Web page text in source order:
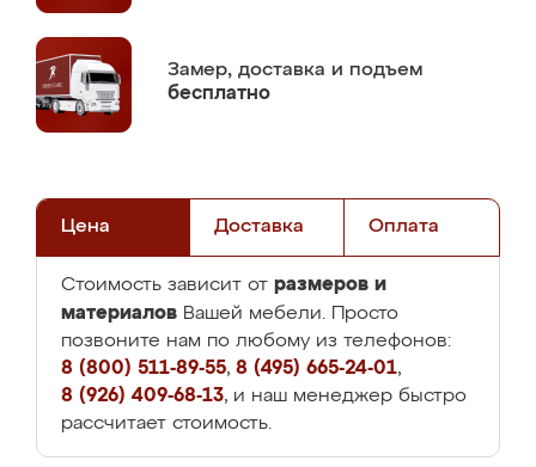
Замер, доставка и подъем
бесплатно
Цена Доставка Оплата
Стоимость зависит от размеров и
материалов Вашей мебели. Просто
позвоните нам по любому из телефонов:
8 (800) 511-89-55, 8 (495) 665-24-01,
8 (926) 409-68-13, и наш менеджер быстро
рассчитает стоимость.